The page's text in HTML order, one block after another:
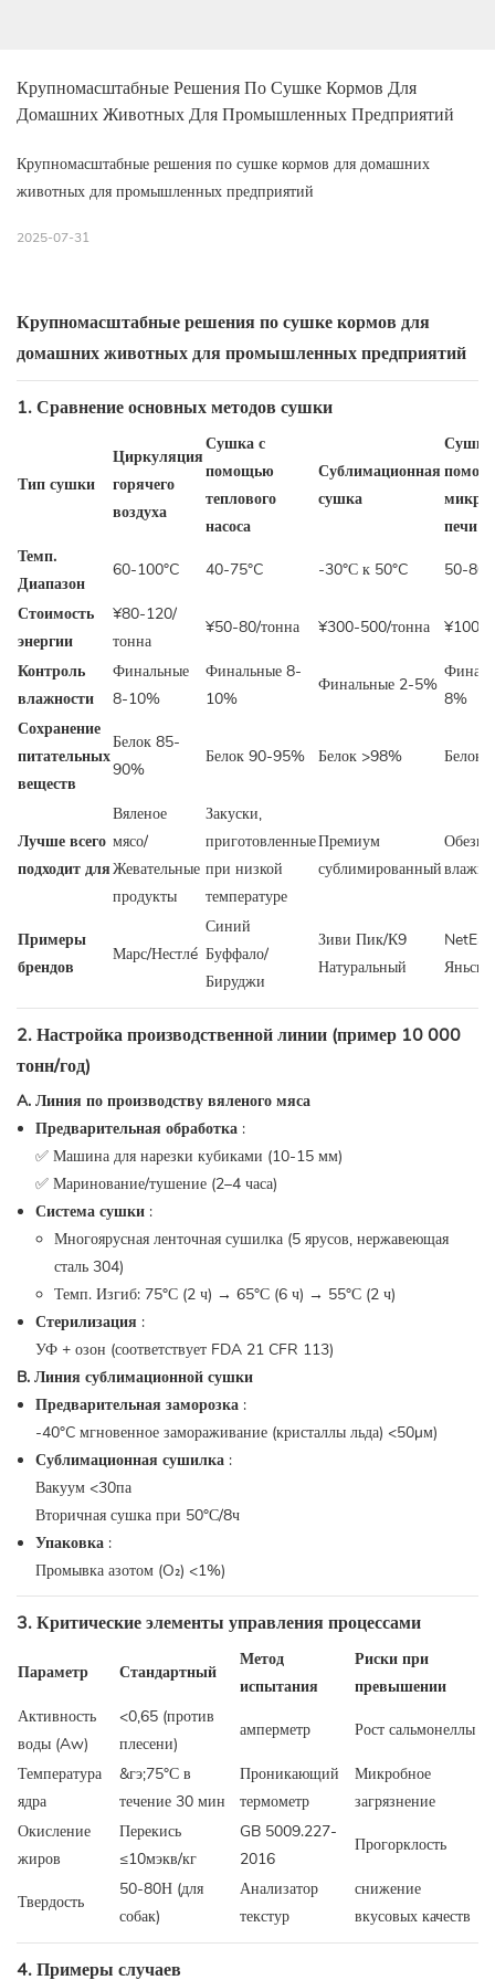
Крупномасштабные Решения По Сушке Кормов Для
Домашних Животных Для Промышленных Предприятий
Крупномасштабные решения по сушке кормов для домашних
животных для промышленных предприятий
2025-07-31
Крупномасштабные решения по сушке кормов для
домашних животных для промышленных предприятий
1. Сравнение основных методов сушки
Тип сушки
Циркуляция
горячего
воздуха
Сушка с
помощью
теплового
насоса
Сублимационная
сушка
Сушка
печи
Темп.
Диапазон
60-100°C 40-75°C -30°С к 50°C 50-
Стоимость
энергии
¥80-120/
тонна
¥50-80/тонна ¥300-500/тонна ¥100-
Контроль
влажности
Финальные
8-10%
Финальные 8-
10%
Финальные 2-5%
8%
Сохранение
питательных
веществ
Белок 85-
90%
Белок 90-95% Белок >98% Белок
Лучше всего
подходит для
Вяленое
мясо/
Жевательные
продукты
Закуски,
приготовленные
при низкой
температуре
Премиум
сублимированный
Примеры
брендов
Марс/Нестлé
Синий
Буффало/
Бируджи
Зиви Пик/К9
Натуральный
2. Настройка производственной линии (пример 10 000
тонн/год)
A. Линия по производству вяленого мяса
Предварительная обработка :
✅ Машина для нарезки кубиками (10-15 мм)
✅ Маринование/тушение (2–4 часа)
Система сушки :
Многоярусная ленточная сушилка (5 ярусов, нержавеющая
сталь 304)
Темп. Изгиб: 75°С (2 ч) → 65°С (6 ч) → 55°С (2 ч)
Стерилизация :
УФ + озон (соответствует FDA 21 CFR 113)
B. Линия сублимационной сушки
Предварительная заморозка :
-40°C мгновенное замораживание (кристаллы льда) <50μм)
Сублимационная сушилка :
Вакуум <30па
Вторичная сушка при 50°С/8ч
Упаковка :
Промывка азотом (O₂) <1%)
3. Критические элементы управления процессами
Параметр Стандартный
Метод
испытания
Риски при
превышении
Активность
воды (Aw)
<0,65 (против
плесени)
амперметр Рост сальмонеллы
Температура
ядра
&гэ;75°С в
течение 30 мин
Проникающий
термометр
Микробное
загрязнение
Окисление
жиров
Перекись
≤10мэкв/кг
GB 5009.227-
2016
Прогорклость
Твердость
50-80Н (для
собак)
Анализатор
текстур
снижение
вкусовых качеств
4. Примеры случаев